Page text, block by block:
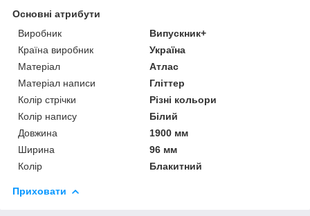
Основні атрибути
Виробник
Випускник+
Країна виробник
Україна
Матеріал
Атлас
Матеріал написи
Гліттер
Колір стрічки
Різні кольори
Колір напису
Білий
Довжина
1900 мм
Ширина
96 мм
Колір
Блакитний
Приховати